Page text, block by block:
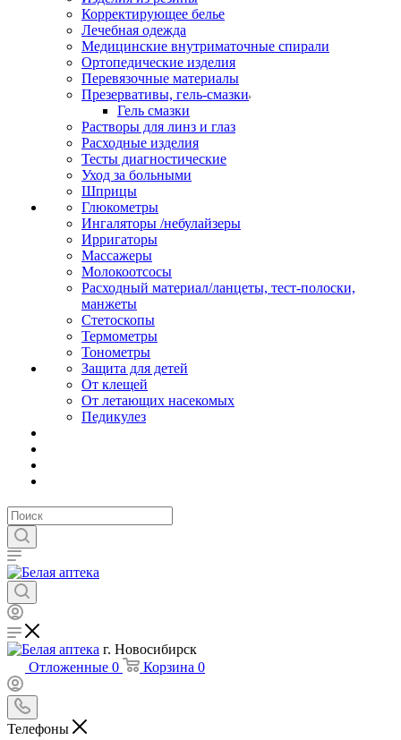
Корректирующее белье
Лечебная одежда
Медицинские внутриматочные спирали
Ортопедические изделия
Перевязочные материалы
Презервативы, гель-смазки
Гель смазки
Растворы для линз и глаз
Расходные изделия
Тесты диагностические
Уход за больными
Шприцы
Глюкометры
Ингаляторы /небулайзеры
Ирригаторы
Массажеры
Молокоотсосы
Расходный материал/ланцеты, тест-полоски,
манжеты
Стетоскопы
Термометры
Тонометры
Защита для детей
От клещей
От летающих насекомых
Педикулез
г. Новосибирск
Отложенные 0 Корзина 0
Телефоны